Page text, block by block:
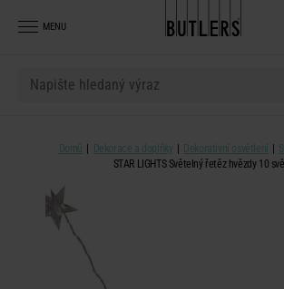
MENU
Domů Dekorace a doplňky Dekorativní osvětlení
STAR LIGHTS Světelný řetěz hvězdy 10